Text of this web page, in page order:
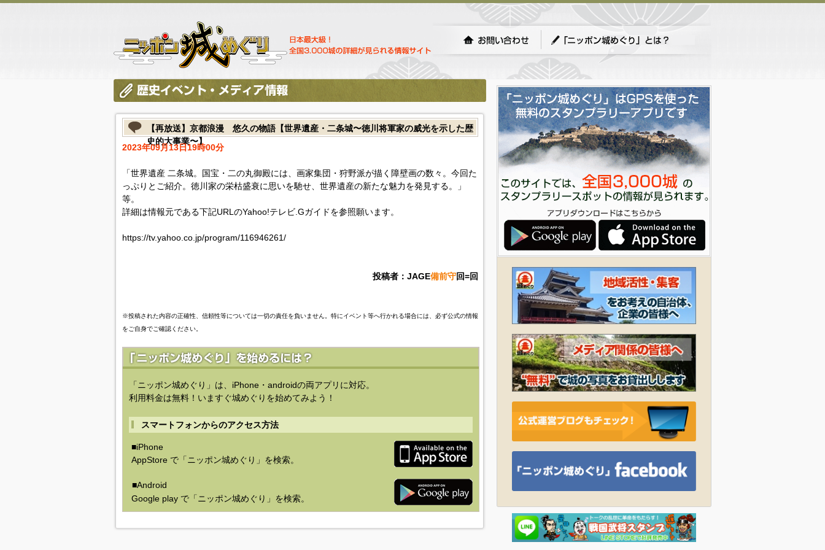
【再放送】京都浪漫 悠久の物語【世界遺産・二条城〜徳川将軍家の威光を示した歴
史的大事業〜】
2023年09月13日19時00分
「世界遺産 二条城。国宝・二の丸御殿には、画家集団・狩野派が描く障壁画の数々。今回た
っぷりとご紹介。徳川家の栄枯盛衰に思いを馳せ、世界遺産の新たな魅力を発見する。」
等。
詳細は情報元である下記URLのYahoo!テレビ.Gガイドを参照願います。
https://tv.yahoo.co.jp/program/116946261/
投稿者：JAGE備前守回=回
※投稿された内容の正確性、信頼性等については一切の責任を負いません。特にイベント等へ行かれる場合には、必ず公式の情報
をご自身でご確認ください。
「ニッポン城めぐり」は、iPhone・androidの両アプリに対応。
利用料金は無料！いますぐ城めぐりを始めてみよう！
スマートフォンからのアクセス方法
■iPhone
AppStore で「ニッポン城めぐり」を検索。
■Android
Google play で「ニッポン城めぐり」を検索。